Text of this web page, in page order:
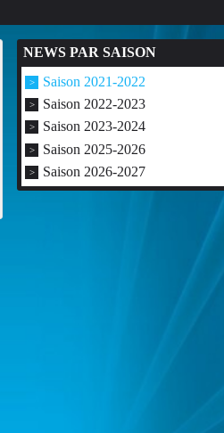
NEWS PAR SAISON
Saison 2021-2022
Saison 2022-2023
Saison 2023-2024
Saison 2025-2026
Saison 2026-2027